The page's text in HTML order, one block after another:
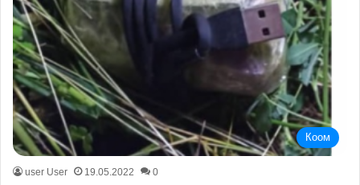
Коом
user User 19.05.2022 0